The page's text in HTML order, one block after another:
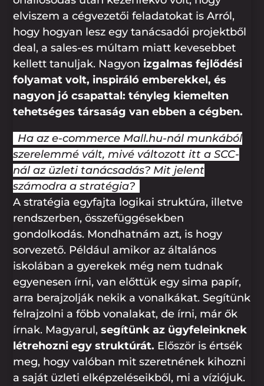
elviszem a cégvezetői feladatokat is Arról,
hogy hogyan lesz egy tanácsadói projektből
deal, a sales-es múltam miatt kevesebbet
kellett tanuljak. Nagyon izgalmas fejlődési
folyamat volt, inspiráló emberekkel, és
nagyon jó csapattal: tényleg kiemelten
tehetséges társaság van ebben a cégben.
Ha az e-commerce Mall.hu-nál munkából
szerelemmé vált, mivé változott itt a SCC-
nál az üzleti tanácsadás? Mit jelent
számodra a stratégia?
A stratégia egyfajta logikai struktúra, illetve
rendszerben, összefüggésekben
gondolkodás. Mondhatnám azt, is hogy
sorvezető. Például amikor az általános
iskolában a gyerekek még nem tudnak
egyenesen írni, van előttük egy sima papír,
arra berajzolják nekik a vonalkákat. Segítünk
felrajzolni a főbb vonalakat, de írni, már ők
írnak. Magyarul, segítünk az ügyfeleinknek
létrehozni egy struktúrát. Először is értsék
meg, hogy valóban mit szeretnének kihozni
a saját üzleti elképzeléseikből, mi a víziójuk.